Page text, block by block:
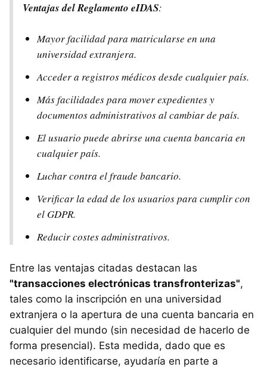
Ventajas del Reglamento eIDAS:
Mayor facilidad para matricularse en una
universidad extranjera.
Acceder a registros médicos desde cualquier país.
Más facilidades para mover expedientes y
documentos administrativos al cambiar de país.
El usuario puede abrirse una cuenta bancaria en
cualquier país.
Luchar contra el fraude bancario.
Verificar la edad de los usuarios para cumplir con
el GDPR.
Reducir costes administrativos.
Entre las ventajas citadas destacan las
"transacciones electrónicas transfronterizas",
tales como la inscripción en una universidad
extranjera o la apertura de una cuenta bancaria en
cualquier del mundo (sin necesidad de hacerlo de
forma presencial). Esta medida, dado que es
necesario identificarse, ayudaría en parte a